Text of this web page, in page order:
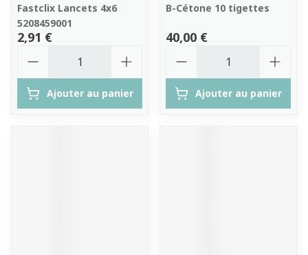
Fastclix Lancets 4x6
5208459001
2,91 €
Ajouter au panier
B-Cétone 10 tigettes
40,00 €
Ajouter au panier